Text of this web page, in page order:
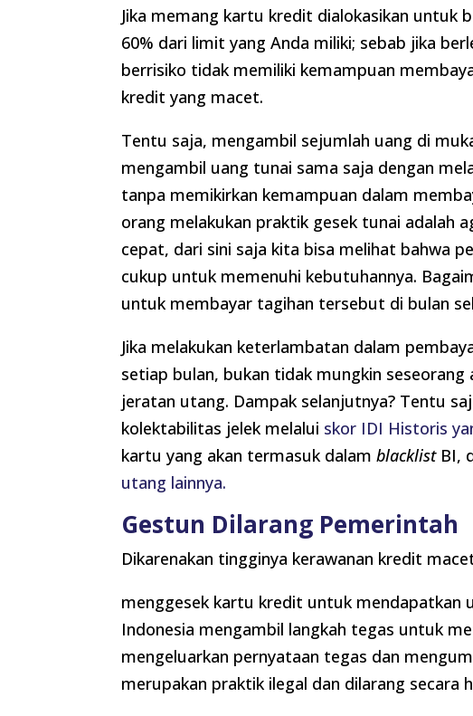
Jika memang kartu kredit dialokasikan untuk
60% dari limit yang Anda miliki; sebab jika
berrisiko tidak memiliki kemampuan
kredit yang macet.
Tentu saja, mengambil sejumlah uang di
mengambil uang tunai sama saja dengan
tanpa memikirkan kemampuan dalam
orang melakukan praktik gesek tunai adalah
cepat, dari sini saja kita bisa melihat bahwa
cukup untuk memenuhi kebutuhannya.
untuk membayar tagihan tersebut di bulan
Jika melakukan keterlambatan dalam
setiap bulan, bukan tidak mungkin
jeratan utang. Dampak selanjutnya? Tentu
kolektabilitas jelek melalui skor IDI Historis
kartu yang akan termasuk dalamblacklist BI,
utang lainnya.
Gestun Dilarang Pemerintah
Dikarenakan tingginya kerawanan kredit
menggesek kartu kredit untuk mendapatkan
Indonesia mengambil langkah tegas untuk
mengeluarkan pernyataan tegas dan
merupakan praktik ilegal dan dilarang secara